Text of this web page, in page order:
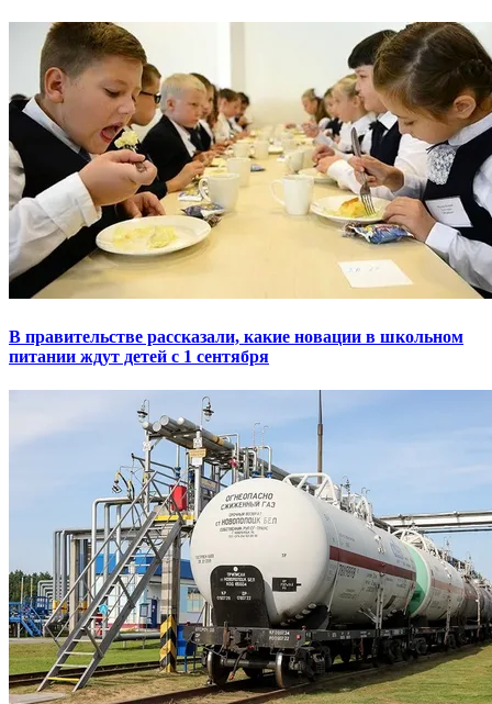
В правительстве рассказали, какие новации в школьном
питании ждут детей с 1 сентября